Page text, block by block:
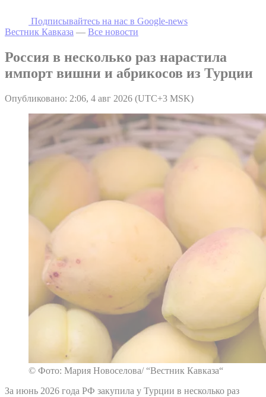
Подписывайтесь на наc в Google-news
Вестник Кавказа — Все новости
Россия в несколько раз нарастила
импорт вишни и абрикосов из Турции
Опубликовано: 2:06, 4 авг 2026 (UTC+3 MSK)
© Фото: Мария Новоселова/ “Вестник Кавказа“
За июнь 2026 года РФ закупила у Турции в несколько раз